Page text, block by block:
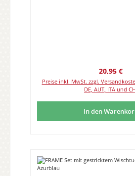
Regulärer
20,95 €
Preise inkl. MwSt. zzgl.
DE, AUT, ITA und
In den